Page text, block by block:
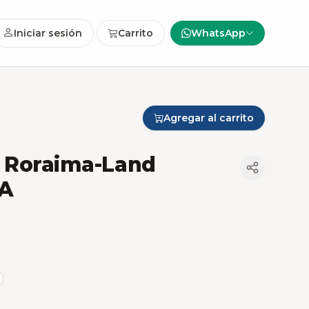
Iniciar sesión Carrito WhatsApp
Agregar al carrito
Land